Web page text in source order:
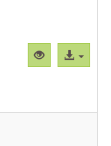
Vista
previa
Acceso
al